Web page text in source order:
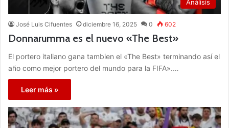
Análisis
José Luis Cifuentes diciembre 16, 2025 0 602
Donnarumma es el nuevo «The Best»
El portero italiano gana tambien el «The Best» terminando así el
año como mejor portero del mundo para la FIFA».…
Leer más »